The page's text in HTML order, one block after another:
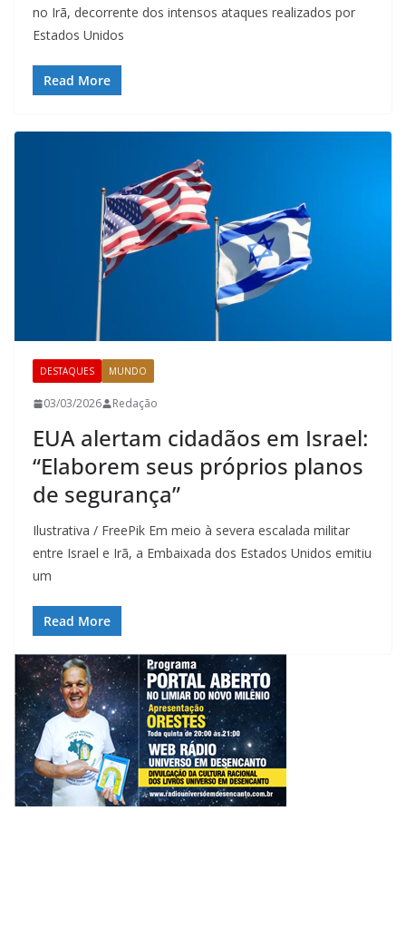
no Irã, decorrente dos intensos ataques realizados por
Estados Unidos
Read More
DESTAQUES MUNDO
03/03/2026 Redação
EUA alertam cidadãos em Israel:
“Elaborem seus próprios planos
de segurança”
Ilustrativa / FreePik Em meio à severa escalada militar
entre Israel e Irã, a Embaixada dos Estados Unidos emitiu
um
Read More